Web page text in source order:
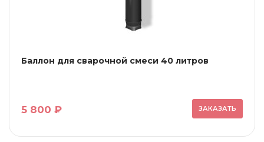
Баллон для сварочной смеси 40 литров
5 800 ₽ ЗАКАЗАТЬ